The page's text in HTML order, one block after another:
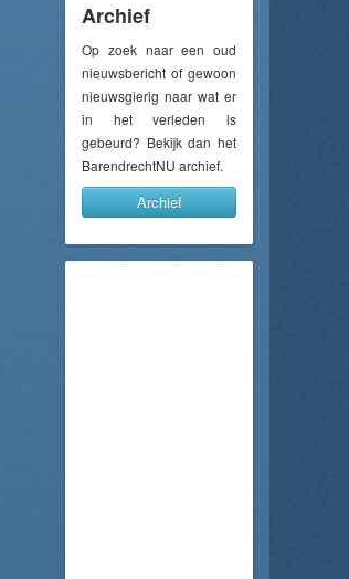
Archief
Op zoek naar een oud
nieuwsbericht of gewoon
nieuwsgierig naar wat er
in het verleden is
gebeurd? Bekijk dan het
BarendrechtNU archief.
Archief